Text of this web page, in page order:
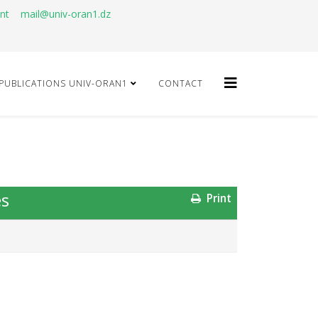
mail@univ-oran1.dz
PUBLICATIONS UNIV-ORAN1 CONTACT
Print